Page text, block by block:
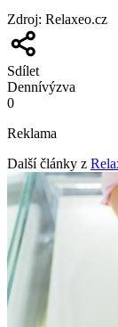
Zdroj: Relaxeo.cz
Sdílet
Dennívýzva
0
Reklama
Další články z